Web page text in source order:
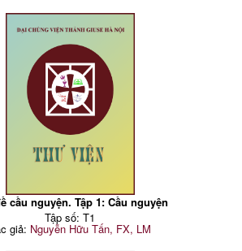
cầu nguyện. Tập 1: Cầu nguyện
Tập số: T1
giả: Nguyễn Hữu Tấn, FX, LM